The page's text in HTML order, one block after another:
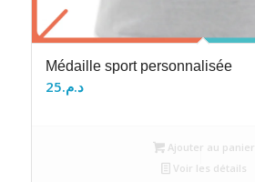
Médaille sport personnalisée
د.م.25
Ajouter au panier
Voir les détails